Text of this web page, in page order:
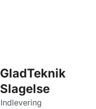
GladTeknik
Slagelse
Indlevering